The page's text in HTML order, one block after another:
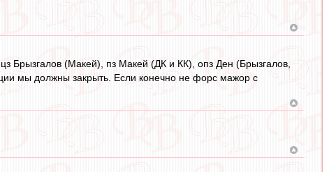
Брызгалов (Макей), пз Макей (ДК и КК), опз Ден (Брызгалов,
мы должны закрыть. Если конечно не форс мажор с